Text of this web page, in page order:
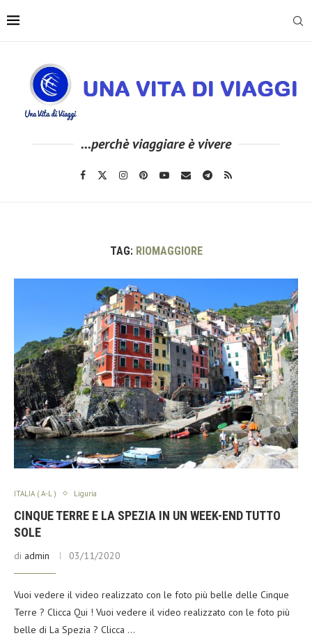
...perchè viaggiare è vivere
TAG: RIOMAGGIORE
ITALIA ( A-L ) Liguria
CINQUE TERRE E LA SPEZIA IN UN WEEK-END TUTTO
SOLE
di admin 03/11/2020
Vuoi vedere il video realizzato con le foto più belle delle Cinque
Terre ? Clicca Qui ! Vuoi vedere il video realizzato con le foto più
belle di La Spezia ? Clicca …